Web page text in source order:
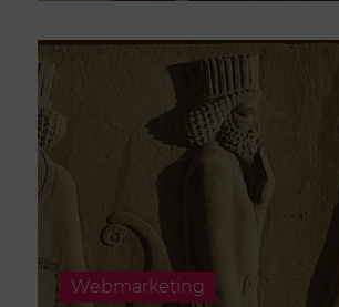
Webmarketing